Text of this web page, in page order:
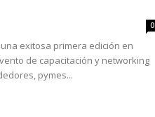
0
exitosa primera edición en
de capacitación y networking
pymes...